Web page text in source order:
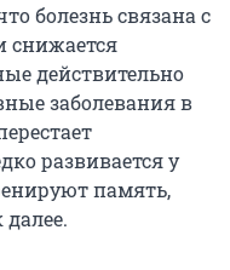
болезнь связана с
снижается
действительно
заболевания в
развивается у
память,